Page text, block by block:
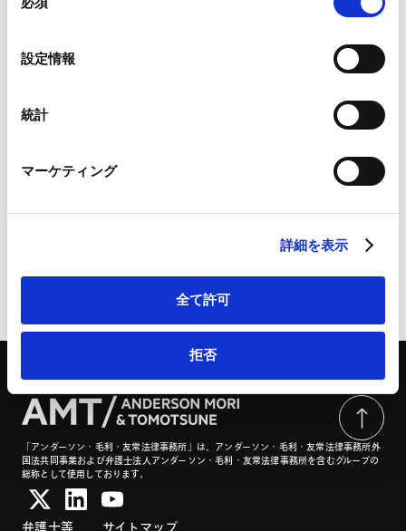
Google Analytics利用規約（
Marketo
外部サイト）
LinkedIn プライバシーポリシー（
HubSpot プライバシーポリシー（外部サイト）
設定情報
統計
マーケティング
詳細を表示
全て許可
拒否
M&A等
スタートアップＭ&Ａ/ベンチャー・キャピタル
法実務の交差点【M&A編】：第1回 M&A×スタートアッ
ページのシェアはこちらから
「アンダーソン・毛利・友常法律事務所」は、アンダーソン・毛利・友常法律事務所外
国法共同事業および弁護士法人アンダーソン・毛利・友常法律事務所を含むグループの
総称として使用しております。
弁護士等 サイトマップ